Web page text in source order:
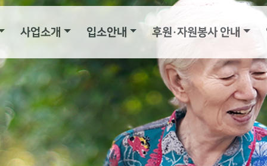
사업소개 입소안내 후원·자원봉사 안내